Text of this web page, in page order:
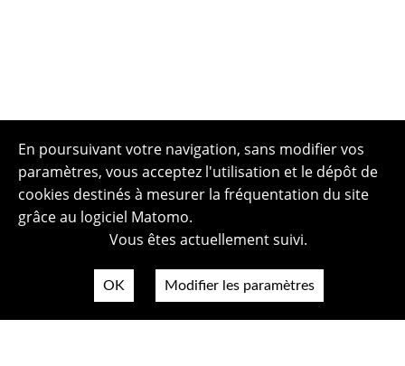
En poursuivant votre navigation, sans modifier vos
paramètres, vous acceptez l'utilisation et le dépôt de
cookies destinés à mesurer la fréquentation du site
grâce au logiciel Matomo.
Vous êtes actuellement suivi.
OK Modifier les paramètres